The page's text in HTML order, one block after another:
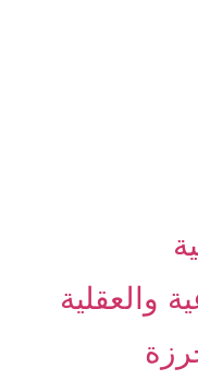
والعقلية